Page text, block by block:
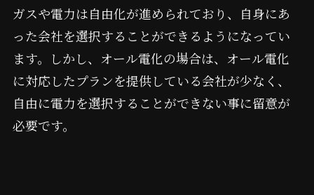
ガスや電力は自由化が進められており、自身にあ
った会社を選択することができるようになってい
ます。しかし、オール電化の場合は、オール電化
に対応したプランを提供している会社が少なく、
自由に電力を選択することができない事に留意が
必要です。